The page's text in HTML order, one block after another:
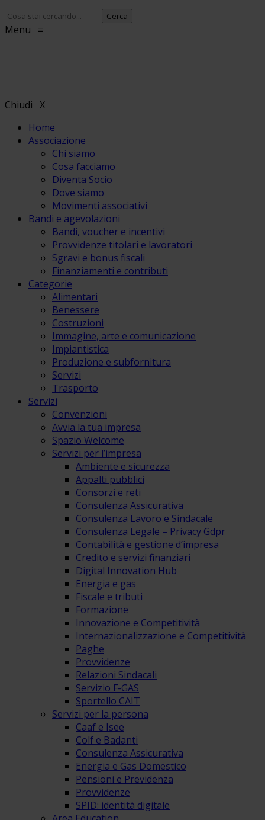
Menu ≡
Chiudi X
Home
Associazione
Chi siamo
Cosa facciamo
Diventa Socio
Dove siamo
Movimenti associativi
Bandi e agevolazioni
Bandi, voucher e incentivi
Provvidenze titolari e lavoratori
Sgravi e bonus fiscali
Finanziamenti e contributi
Categorie
Alimentari
Benessere
Costruzioni
Immagine, arte e comunicazione
Impiantistica
Produzione e subfornitura
Servizi
Trasporto
Servizi
Convenzioni
Avvia la tua impresa
Spazio Welcome
Servizi per l’impresa
Ambiente e sicurezza
Appalti pubblici
Consorzi e reti
Consulenza Assicurativa
Consulenza Lavoro e Sindacale
Consulenza Legale – Privacy Gdpr
Contabilità e gestione d’impresa
Credito e servizi finanziari
Digital Innovation Hub
Energia e gas
Fiscale e tributi
Formazione
Innovazione e Competitività
Internazionalizzazione e Competitività
Paghe
Provvidenze
Relazioni Sindacali
Servizio F-GAS
Sportello CAIT
Servizi per la persona
Caaf e Isee
Colf e Badanti
Consulenza Assicurativa
Energia e Gas Domestico
Pensioni e Previdenza
Provvidenze
SPID: identità digitale